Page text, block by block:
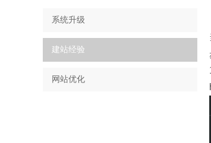
系统升级
建站经验
网站优化